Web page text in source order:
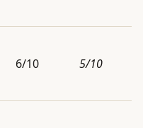
6/10 5/10